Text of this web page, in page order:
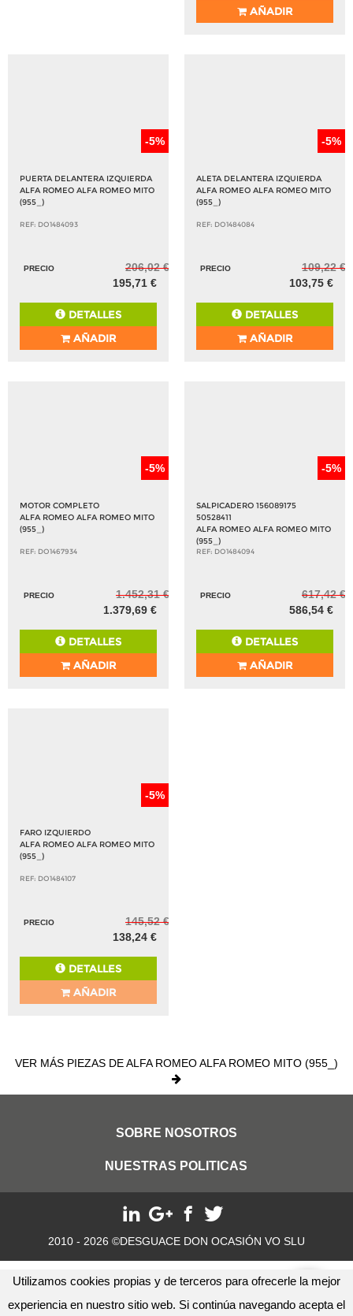
Utilizamos cookies propias y de terceros para ofrecerle la mejor
experiencia en nuestro sitio web. Si continúa navegando acepta el
AÑADIR
-5%
PUERTA DELANTERA IZQUIERDA
ALFA ROMEO ALFA ROMEO MITO
(955_)
REF: DO1484093
PRECIO
206,02 €
195,71 €
DETALLES
AÑADIR
-5%
ALETA DELANTERA IZQUIERDA
ALFA ROMEO ALFA ROMEO MITO
(955_)
REF: DO1484084
PRECIO
109,22 €
103,75 €
DETALLES
AÑADIR
-5%
MOTOR COMPLETO
ALFA ROMEO ALFA ROMEO MITO
(955_)
REF: DO1467934
PRECIO
1.452,31 €
1.379,69 €
DETALLES
AÑADIR
-5%
SALPICADERO 156089175
50528411
ALFA ROMEO ALFA ROMEO MITO
(955_)
REF: DO1484094
PRECIO
617,42 €
586,54 €
DETALLES
AÑADIR
-5%
FARO IZQUIERDO
ALFA ROMEO ALFA ROMEO MITO
(955_)
REF: DO1484107
PRECIO
145,52 €
138,24 €
DETALLES
AÑADIR
VER MÁS PIEZAS DE ALFA ROMEO ALFA ROMEO MITO (955_)
SOBRE NOSOTROS
NUESTRAS POLITICAS
2010 - 2026 ©DESGUACE DON OCASIÓN VO SLU